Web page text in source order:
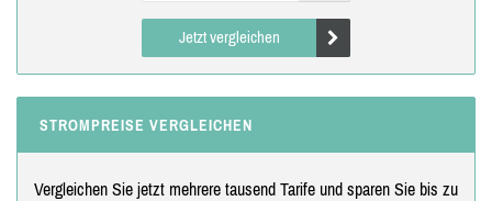
Jetzt vergleichen
STROMPREISE VERGLEICHEN
Vergleichen Sie jetzt mehrere tausend Tarife und sparen Sie bis zu